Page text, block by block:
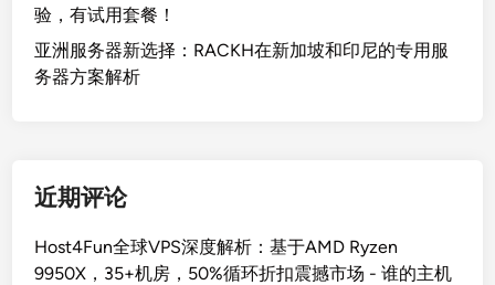
验，有试用套餐！
亚洲服务器新选择：RACKH在新加坡和印尼的专用服
务器方案解析
近期评论
Host4Fun全球VPS深度解析：基于AMD Ryzen
9950X，35+机房，50%循环折扣震撼市场 - 谁的主机